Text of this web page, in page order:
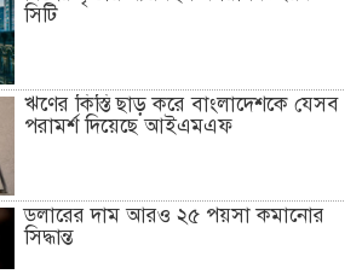
সিটি
ঋণের কিস্তি ছাড় করে বাংলাদেশকে যেসব
পরামর্শ দিয়েছে আইএমএফ
ডলারের দাম আরও ২৫ পয়সা কমানোর
সিদ্ধান্ত